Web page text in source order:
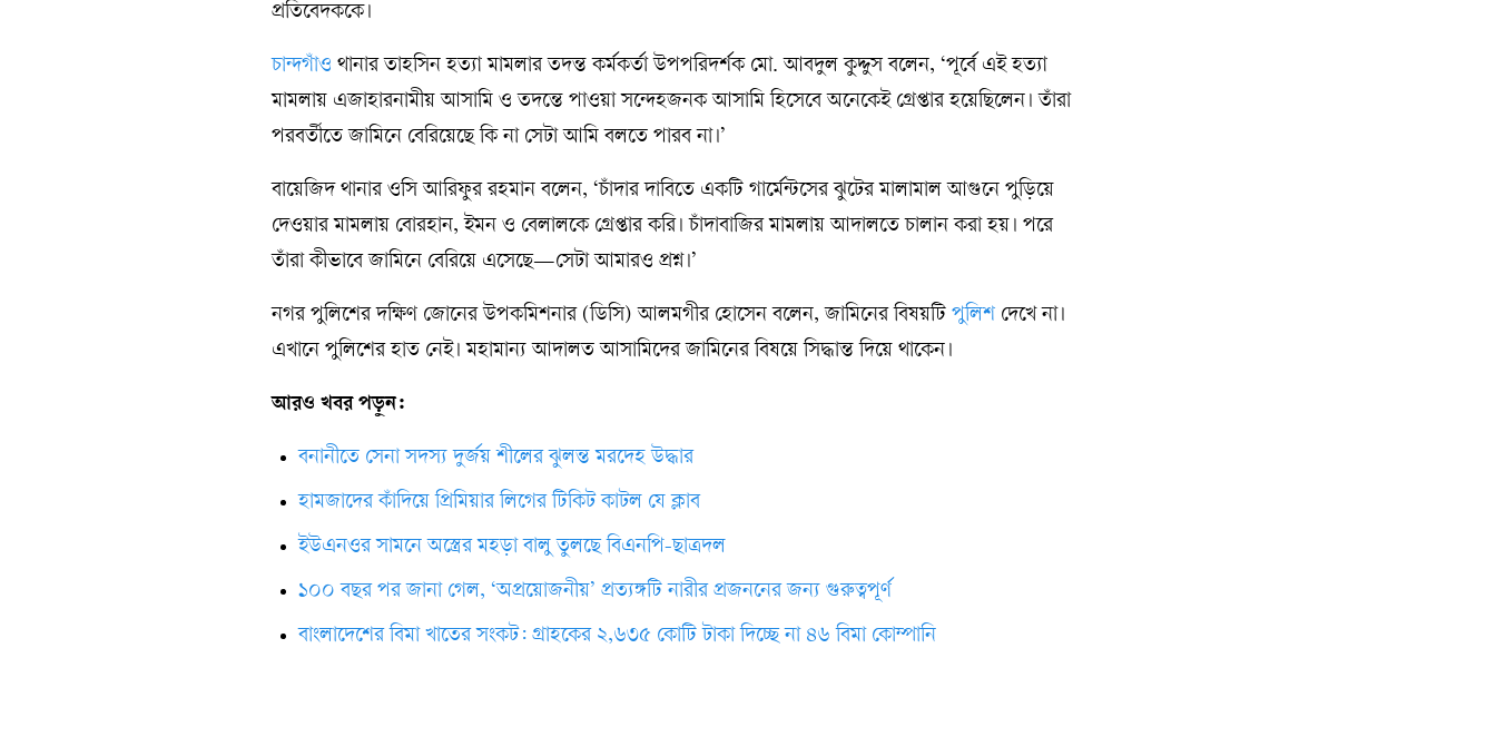
প্রতিবেদককে।
চান্দগাঁও থানার তাহসিন হত্যা মামলার তদন্ত কর্মকর্তা উপপরিদর্শক মো. আবদুল কুদ্দুস বলেন, ‘পূর্বে এই হত্যা
মামলায় এজাহারনামীয় আসামি ও তদন্তে পাওয়া সন্দেহজনক আসামি হিসেবে অনেকেই গ্রেপ্তার হয়েছিলেন। তাঁরা
পরবর্তীতে জামিনে বেরিয়েছে কি না সেটা আমি বলতে পারব না।’
বায়েজিদ থানার ওসি আরিফুর রহমান বলেন, ‘চাঁদার দাবিতে একটি গার্মেন্টসের ঝুটের মালামাল আগুনে পুড়িয়ে
দেওয়ার মামলায় বোরহান, ইমন ও বেলালকে গ্রেপ্তার করি। চাঁদাবাজির মামলায় আদালতে চালান করা হয়। পরে
তাঁরা কীভাবে জামিনে বেরিয়ে এসেছে—সেটা আমারও প্রশ্ন।’
নগর পুলিশের দক্ষিণ জোনের উপকমিশনার (ডিসি) আলমগীর হোসেন বলেন, জামিনের বিষয়টি পুলিশ দেখে না।
এখানে পুলিশের হাত নেই। মহামান্য আদালত আসামিদের জামিনের বিষয়ে সিদ্ধান্ত দিয়ে থাকেন।
আরও খবর পড়ুন:
বনানীতে সেনা সদস্য দুর্জয় শীলের ঝুলন্ত মরদেহ উদ্ধার
হামজাদের কাঁদিয়ে প্রিমিয়ার লিগের টিকিট কাটল যে ক্লাব
ইউএনওর সামনে অস্ত্রের মহড়া বালু তুলছে বিএনপি-ছাত্রদল
১০০ বছর পর জানা গেল, ‘অপ্রয়োজনীয়’ প্রত্যঙ্গটি নারীর প্রজননের জন্য গুরুত্বপূর্ণ
বাংলাদেশের বিমা খাতের সংকট: গ্রাহকের ২,৬৩৫ কোটি টাকা দিচ্ছে না ৪৬ বিমা কোম্পানি